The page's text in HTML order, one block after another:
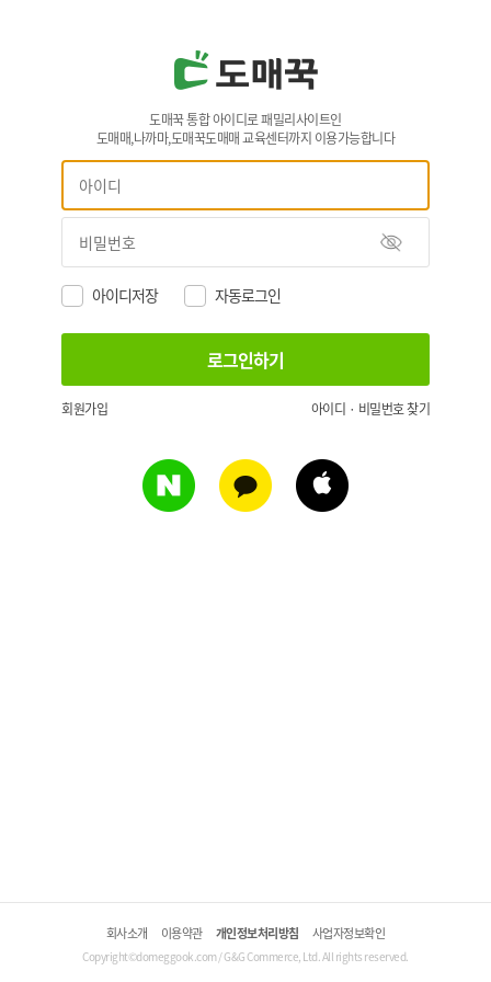
도매꾹 통합 아이디로 패밀리사이트인
도매매,나까마,도매꾹도매매 교육센터까지 이용가능합니다
아이디저장 자동로그인
회원가입 아이디 · 비밀번호 찾기
회사소개 이용약관 개인정보처리방침 사업자정보확인
Copyright©domeggook.com / G&G Commerce, Ltd. All rights reserved.